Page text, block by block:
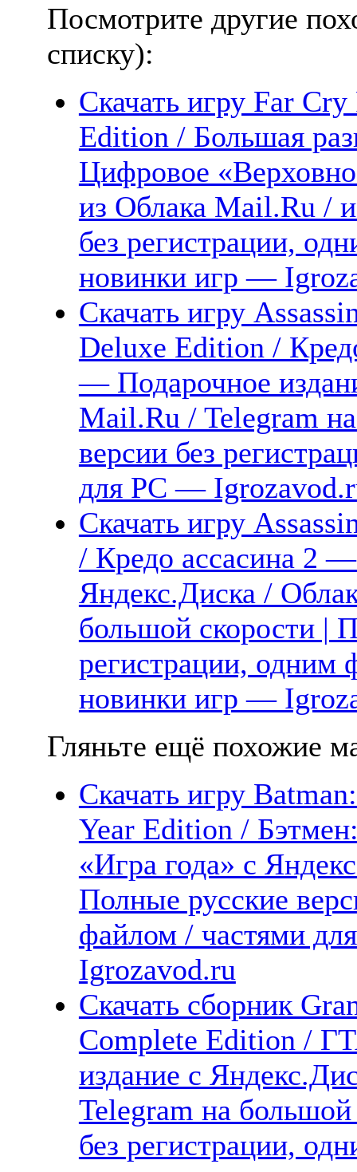
Посмотрите другие
списку):
Скачать игру Far
Edition / Большая
Цифровое
из Облака Mail.Ru /
без регистрации,
новинки игр —
Скачать игру
Deluxe Edition /
— Подарочное
Mail.Ru / Telegram
версии без
для PC —
Скачать игру
/ Кредо ассасина 2
Яндекс.Диска /
большой скорости |
регистрации, одним
новинки игр —
Гляньте ещё похожие
Скачать игру
Year Edition /
«Игра года» с
Полные русские
файлом / частями
Igrozavod.ru
Скачать сборник
Complete Edition /
издание с
Telegram на
без регистрации,